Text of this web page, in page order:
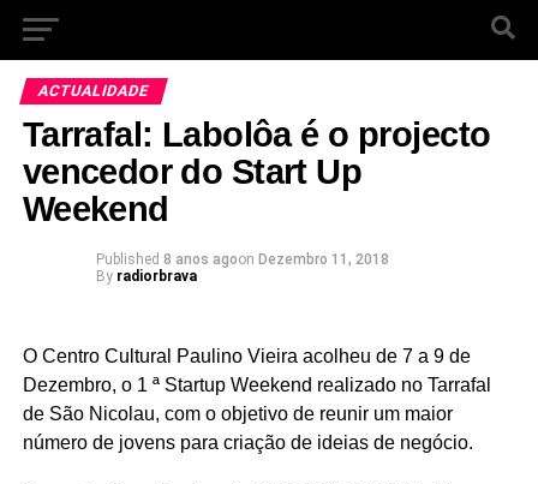
ACTUALIDADE
Tarrafal: Labolôa é o projecto
vencedor do Start Up
Weekend
Published 8 anos agoon Dezembro 11, 2018
By radiorbrava
O Centro Cultural Paulino Vieira acolheu de 7 a 9 de
Dezembro, o 1 ª Startup Weekend realizado no Tarrafal
de São Nicolau, com o objetivo de reunir um maior
número de jovens para criação de ideias de negócio.